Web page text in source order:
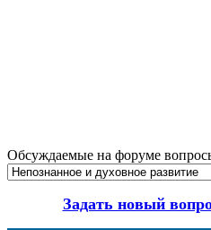
Обсуждаемые на форуме
Задать новый